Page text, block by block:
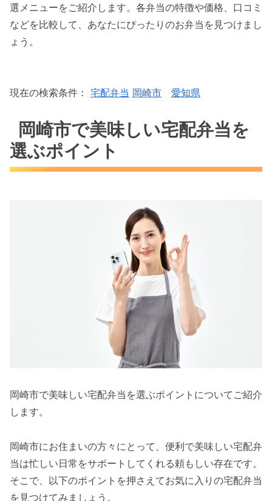
選メニューをご紹介します。各弁当の特徴や価格、口コミ
などを比較して、あなたにぴったりのお弁当を見つけまし
ょう。
現在の検索条件： 宅配弁当 岡崎市 愛知県
岡崎市で美味しい宅配弁当を
選ぶポイント
岡崎市で美味しい宅配弁当を選ぶポイントについてご紹介
します。
岡崎市にお住まいの方々にとって、便利で美味しい宅配弁
当は忙しい日常をサポートしてくれる頼もしい存在です。
そこで、以下のポイントを押さえてお気に入りの宅配弁当
を見つけてみましょう。